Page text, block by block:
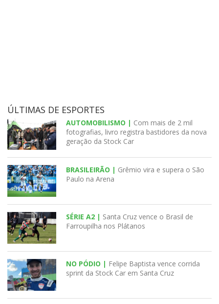
ÚLTIMAS DE ESPORTES
AUTOMOBILISMO | Com mais de 2 mil
fotografias, livro registra bastidores da nova
geração da Stock Car
BRASILEIRÃO | Grêmio vira e supera o São
Paulo na Arena
SÉRIE A2 | Santa Cruz vence o Brasil de
Farroupilha nos Plátanos
NO PÓDIO | Felipe Baptista vence corrida
sprint da Stock Car em Santa Cruz